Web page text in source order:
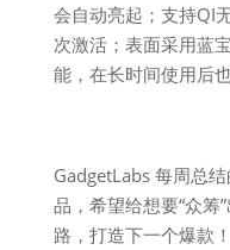
会自动亮起；支持QI
次激活；表面采用蓝
能，在长时间使用后
GadgetLabs 每周总
品，希望给想要“众筹
路，打造下一个爆款！